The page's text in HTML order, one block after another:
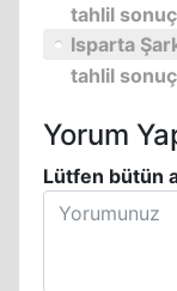
tahlil
Isparta
tahlil
Yorum
Lütfen bütün